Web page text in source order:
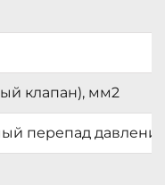
клапан), мм2
перепад